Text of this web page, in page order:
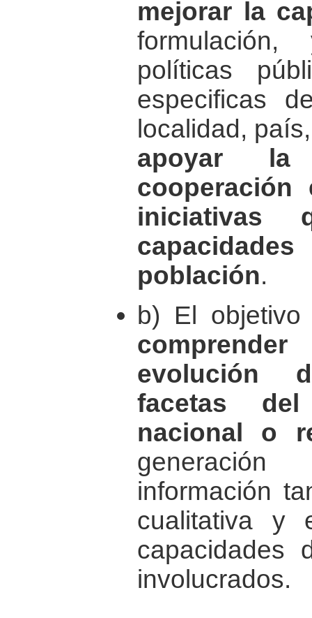
mejorar la
políticas
especificas
localidad,
apoyar la
iniciativas
población.
b) El
evolución
facetas
nacional o
información
cualitativa y
capacidades
involucrados.